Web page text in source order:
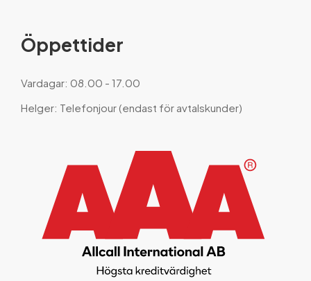
Öppettider
Vardagar: 08.00 - 17.00
Helger: Telefonjour (endast för avtalskunder)